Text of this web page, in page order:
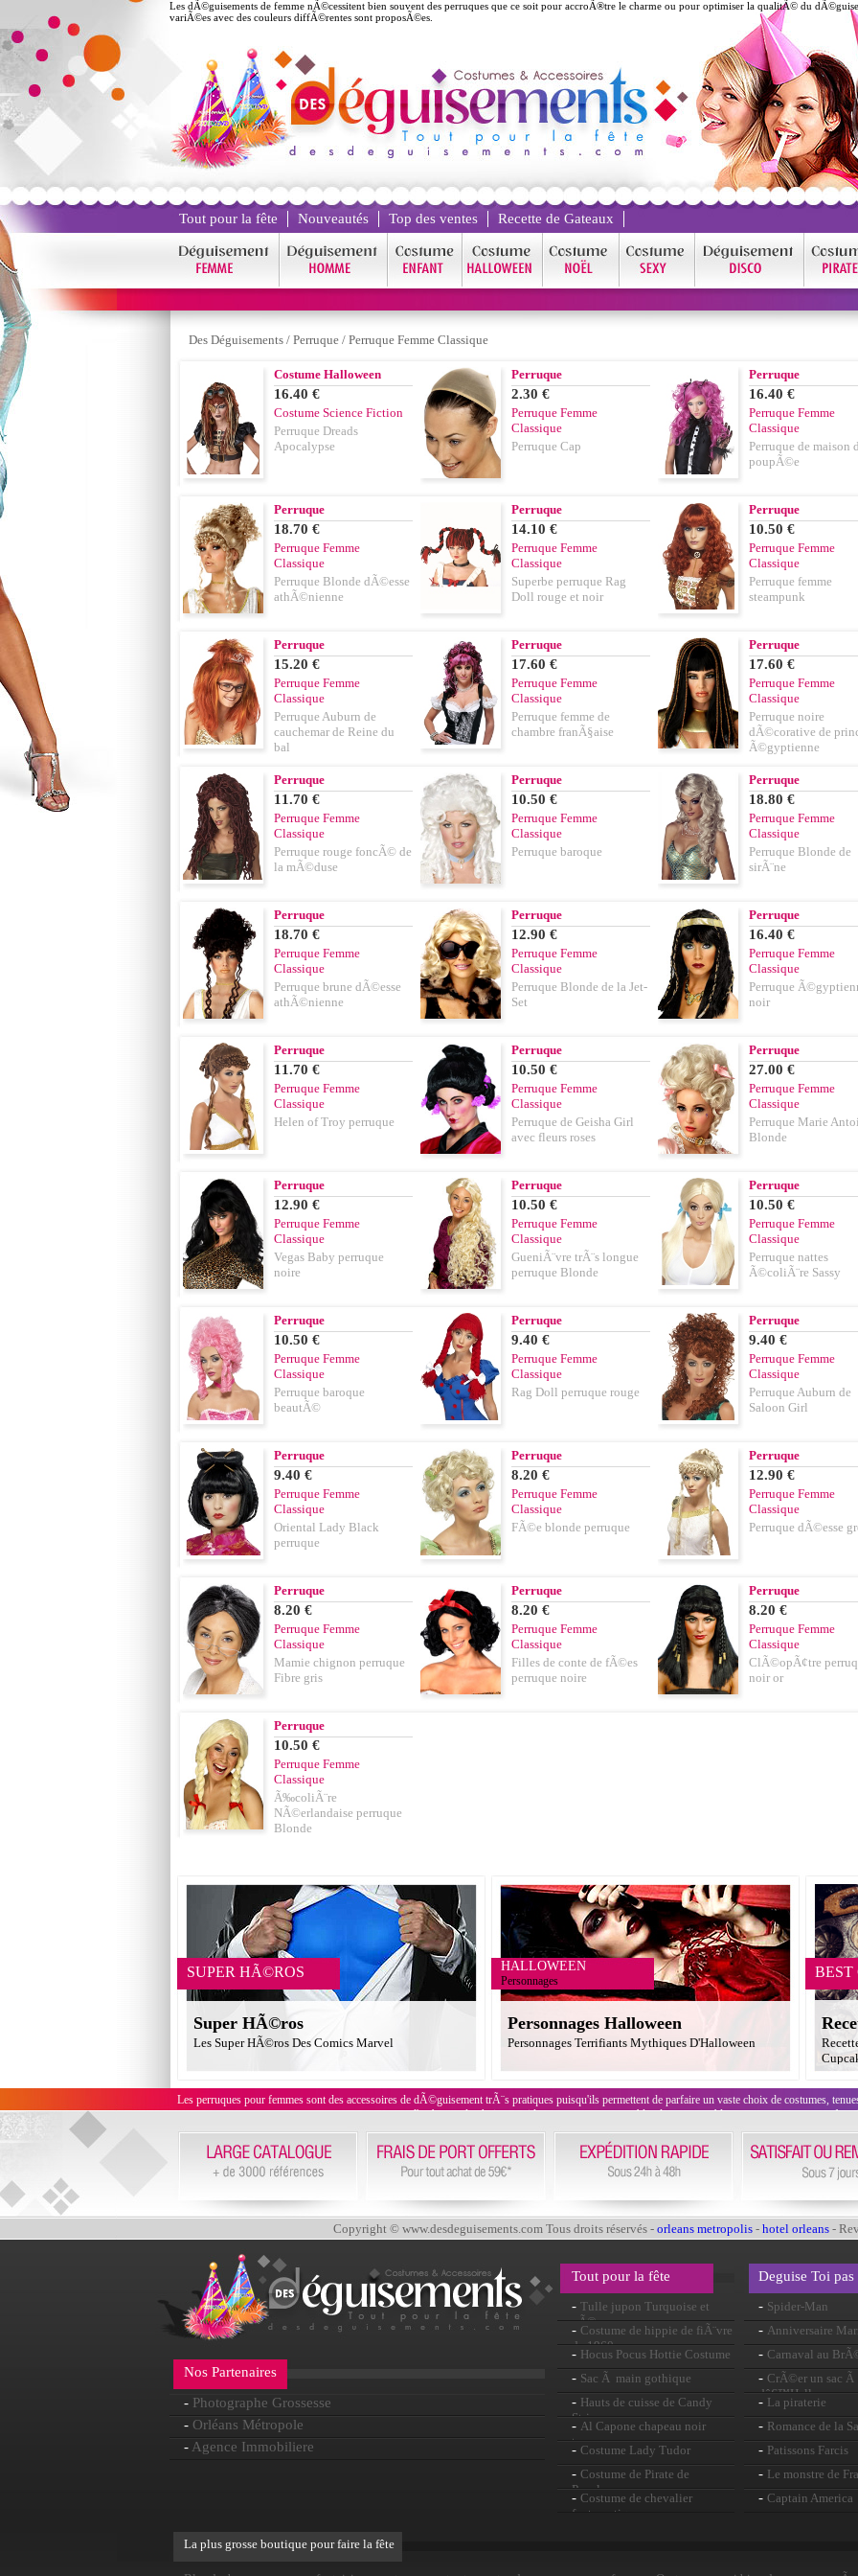
Les dÃ©guisements de femme nÃ©cessitent bien souvent des perruques que ce soit pour accroÃ®tre le charme ou pour optimiser la qualitÃ© du
variÃ©es avec des couleurs diffÃ©rentes sont proposÃ©es.
Tout pour la fête Nouveautés Top des ventes Recette de Gateaux
Des Déguisements / Perruque / Perruque Femme Classique
Costume Halloween
16.40 €
Costume Science Fiction
Perruque Dreads
Apocalypse
Perruque
2.30 €
Perruque Femme
Classique
Perruque Cap
Perruque
16.40 €
Perruque Femme
Classique
Perruque de maison
poupÃ©e
Perruque
18.70 €
Perruque Femme
Classique
Perruque Blonde dÃ©esse
athÃ©nienne
Perruque
14.10 €
Perruque Femme
Classique
Superbe perruque Rag
Doll rouge et noir
Perruque
10.50 €
Perruque Femme
Classique
Perruque femme
steampunk
Perruque
15.20 €
Perruque Femme
Classique
Perruque Auburn de
cauchemar de Reine du
bal
Perruque
17.60 €
Perruque Femme
Classique
Perruque femme de
chambre franÃ§aise
Perruque
17.60 €
Perruque Femme
Classique
Perruque noire
dÃ©corative de
Ã©gyptienne
Perruque
11.70 €
Perruque Femme
Classique
Perruque rouge foncÃ© de
la mÃ©duse
Perruque
10.50 €
Perruque Femme
Classique
Perruque baroque
Perruque
18.80 €
Perruque Femme
Classique
Perruque Blonde de
sirÃ¨ne
Perruque
18.70 €
Perruque Femme
Classique
Perruque brune dÃ©esse
athÃ©nienne
Perruque
12.90 €
Perruque Femme
Classique
Perruque Blonde de la Jet-
Set
Perruque
16.40 €
Perruque Femme
Classique
Perruque
noir
Perruque
11.70 €
Perruque Femme
Classique
Helen of Troy perruque
Perruque
10.50 €
Perruque Femme
Classique
Perruque de Geisha Girl
avec fleurs roses
Perruque
27.00 €
Perruque Femme
Classique
Perruque Marie
Blonde
Perruque
12.90 €
Perruque Femme
Classique
Vegas Baby perruque
noire
Perruque
10.50 €
Perruque Femme
Classique
GueniÃ¨vre trÃ¨s longue
perruque Blonde
Perruque
10.50 €
Perruque Femme
Classique
Perruque nattes
Ã©coliÃ¨re Sassy
Perruque
10.50 €
Perruque Femme
Classique
Perruque baroque
beautÃ©
Perruque
9.40 €
Perruque Femme
Classique
Rag Doll perruque rouge
Perruque
9.40 €
Perruque Femme
Classique
Perruque Auburn de
Saloon Girl
Perruque
9.40 €
Perruque Femme
Classique
Oriental Lady Black
perruque
Perruque
8.20 €
Perruque Femme
Classique
FÃ©e blonde perruque
Perruque
12.90 €
Perruque Femme
Classique
Perruque dÃ©esse
Perruque
8.20 €
Perruque Femme
Classique
Mamie chignon perruque
Fibre gris
Perruque
8.20 €
Perruque Femme
Classique
Filles de conte de fÃ©es
perruque noire
Perruque
8.20 €
Perruque Femme
Classique
ClÃ©opÃ¢tre
noir or
Perruque
10.50 €
Perruque Femme
Classique
Ã‰coliÃ¨re
NÃ©erlandaise perruque
Blonde
SUPER HÃ©ROS
Super HÃ©ros
Les Super HÃ©ros Des Comics Marvel
HALLOWEEN
Personnages
Personnages Halloween
Personnages Terrifiants Mythiques D'Halloween
BEST
Les perruques pour femmes sont des accessoires de dÃ©guisement trÃ¨s pratiques puisqu'ils permettent de parfaire un vaste choix de costumes,
l'embarras du choix parmi les perruques rousses, blondes, rouges, bleues et autres perruques
Copyright © www.desdeguisements.com Tous droits réservés - orleans metropolis- hotel orleans-
Nos Partenaires
- Photographe Grossesse
- Orléans Métropole
- Agence Immobiliere
Tout pour la fête
- Tulle jupon Turquoise et
nÃ©on rose
- Costume de hippie de fiÃ¨vre
de 1960
- Hocus Pocus Hottie Costume
- Sac Ã main gothique
- Hauts de cuisse de Candy
Stripe
- Al Capone chapeau noir
troupeau
- Costume Lady Tudor
- Costume de Pirate de
Penelope
- Costume de chevalier
fantomatique
Deguise Toi pas
- Spider-Man
- Anniversaire
- Carnaval au
- CrÃ©er un sac
dâ€™Halloween
- La piraterie
- Romance de la
- Patissons Farcis
- Le monstre de
- Captain America
La plus grosse boutique pour faire la fête